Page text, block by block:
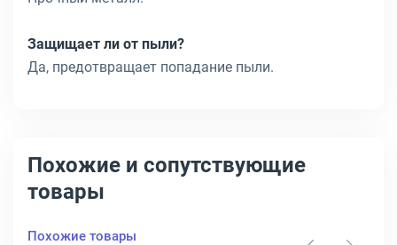
Защищает ли от пыли?
Да, предотвращает попадание пыли.
Похожие и сопутствующие
товары
Похожие товары